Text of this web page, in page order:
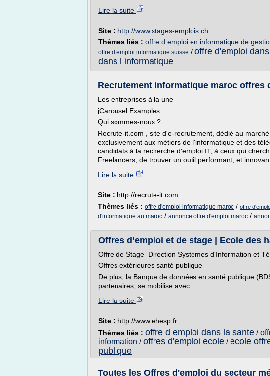
Lire la suite
Site : http://www.stages-emplois.ch
Thèmes liés : offre d emploi en informatique de
offre d emploi informatique suisse / offre d'emploi
dans l informatique
Recrutement informatique maroc offres
Les entreprises à la une
jCarousel Examples
Qui sommes-nous ?
Recrute-it.com , site d'e-recrutement, dédié au
exclusivement aux métiers de l'informatique et des
candidats à la recherche d'emploi IT, à ceux qui
Freelancers, de trouver un outil performant, et
Lire la suite
Site : http://recrute-it.com
Thèmes liés : offre d'emploi informatique maroc / offre
d'informatique au maroc / annonce offre d'emploi maroc /
Offres d’emploi et de stage | Ecole des
Offre de Stage_Direction Systèmes d'Information et
Offres extérieures santé publique
De plus, la Banque de données en santé publique
partenaires, se mobilise avec...
Lire la suite
Site : http://www.ehesp.fr
Thèmes liés : offre d emploi dans la sante /
information / offres d'emploi ecole / ecole
publique
Toutes les Offres d'emploi du secteur